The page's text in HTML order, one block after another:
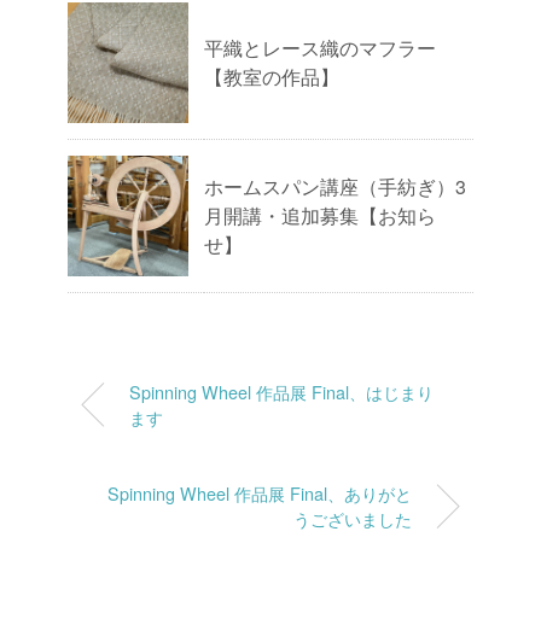
平織とレース織のマフラー
【教室の作品】
ホームスパン講座（手紡ぎ）3
月開講・追加募集【お知ら
せ】
Spinning Wheel 作品展 Final、はじまり
ます
Spinning Wheel 作品展 Final、ありがと
うございました